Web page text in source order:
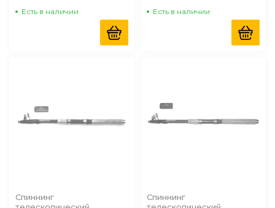
Есть в наличии Есть в наличии
Спиннинг
Спиннинг